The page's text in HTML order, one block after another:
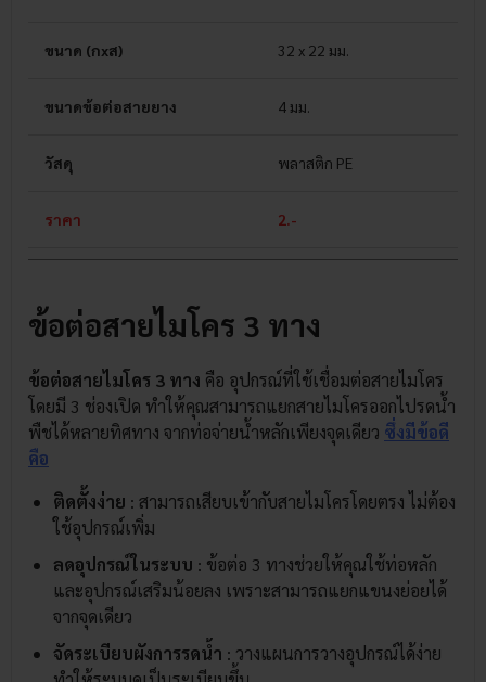
ขนาด (กxส) 32 x 22 มม.
ขนาดข้อต่อสายยาง 4 มม.
วัสดุ พลาสติก PE
ราคา 2.-
ข้อต่อสายไมโคร 3 ทาง
ข้อต่อสายไมโคร 3 ทาง คือ อุปกรณ์ที่ใช้เชื่อมต่อสายไมโคร
โดยมี 3 ช่องเปิด ทำให้คุณสามารถแยกสายไมโครออกไปรดน้ำ
พืชได้หลายทิศทาง จากท่อจ่ายน้ำหลักเพียงจุดเดียว ซึ่งมีข้อดี
คือ
ติดตั้งง่าย : สามารถเสียบเข้ากับสายไมโครโดยตรง ไม่ต้อง
ใช้อุปกรณ์เพิ่ม
ลดอุปกรณ์ในระบบ : ข้อต่อ 3 ทางช่วยให้คุณใช้ท่อหลัก
และอุปกรณ์เสริมน้อยลง เพราะสามารถแยกแขนงย่อยได้
จากจุดเดียว
จัดระเบียบผังการรดน้ำ : วางแผนการวางอุปกรณ์ได้ง่าย